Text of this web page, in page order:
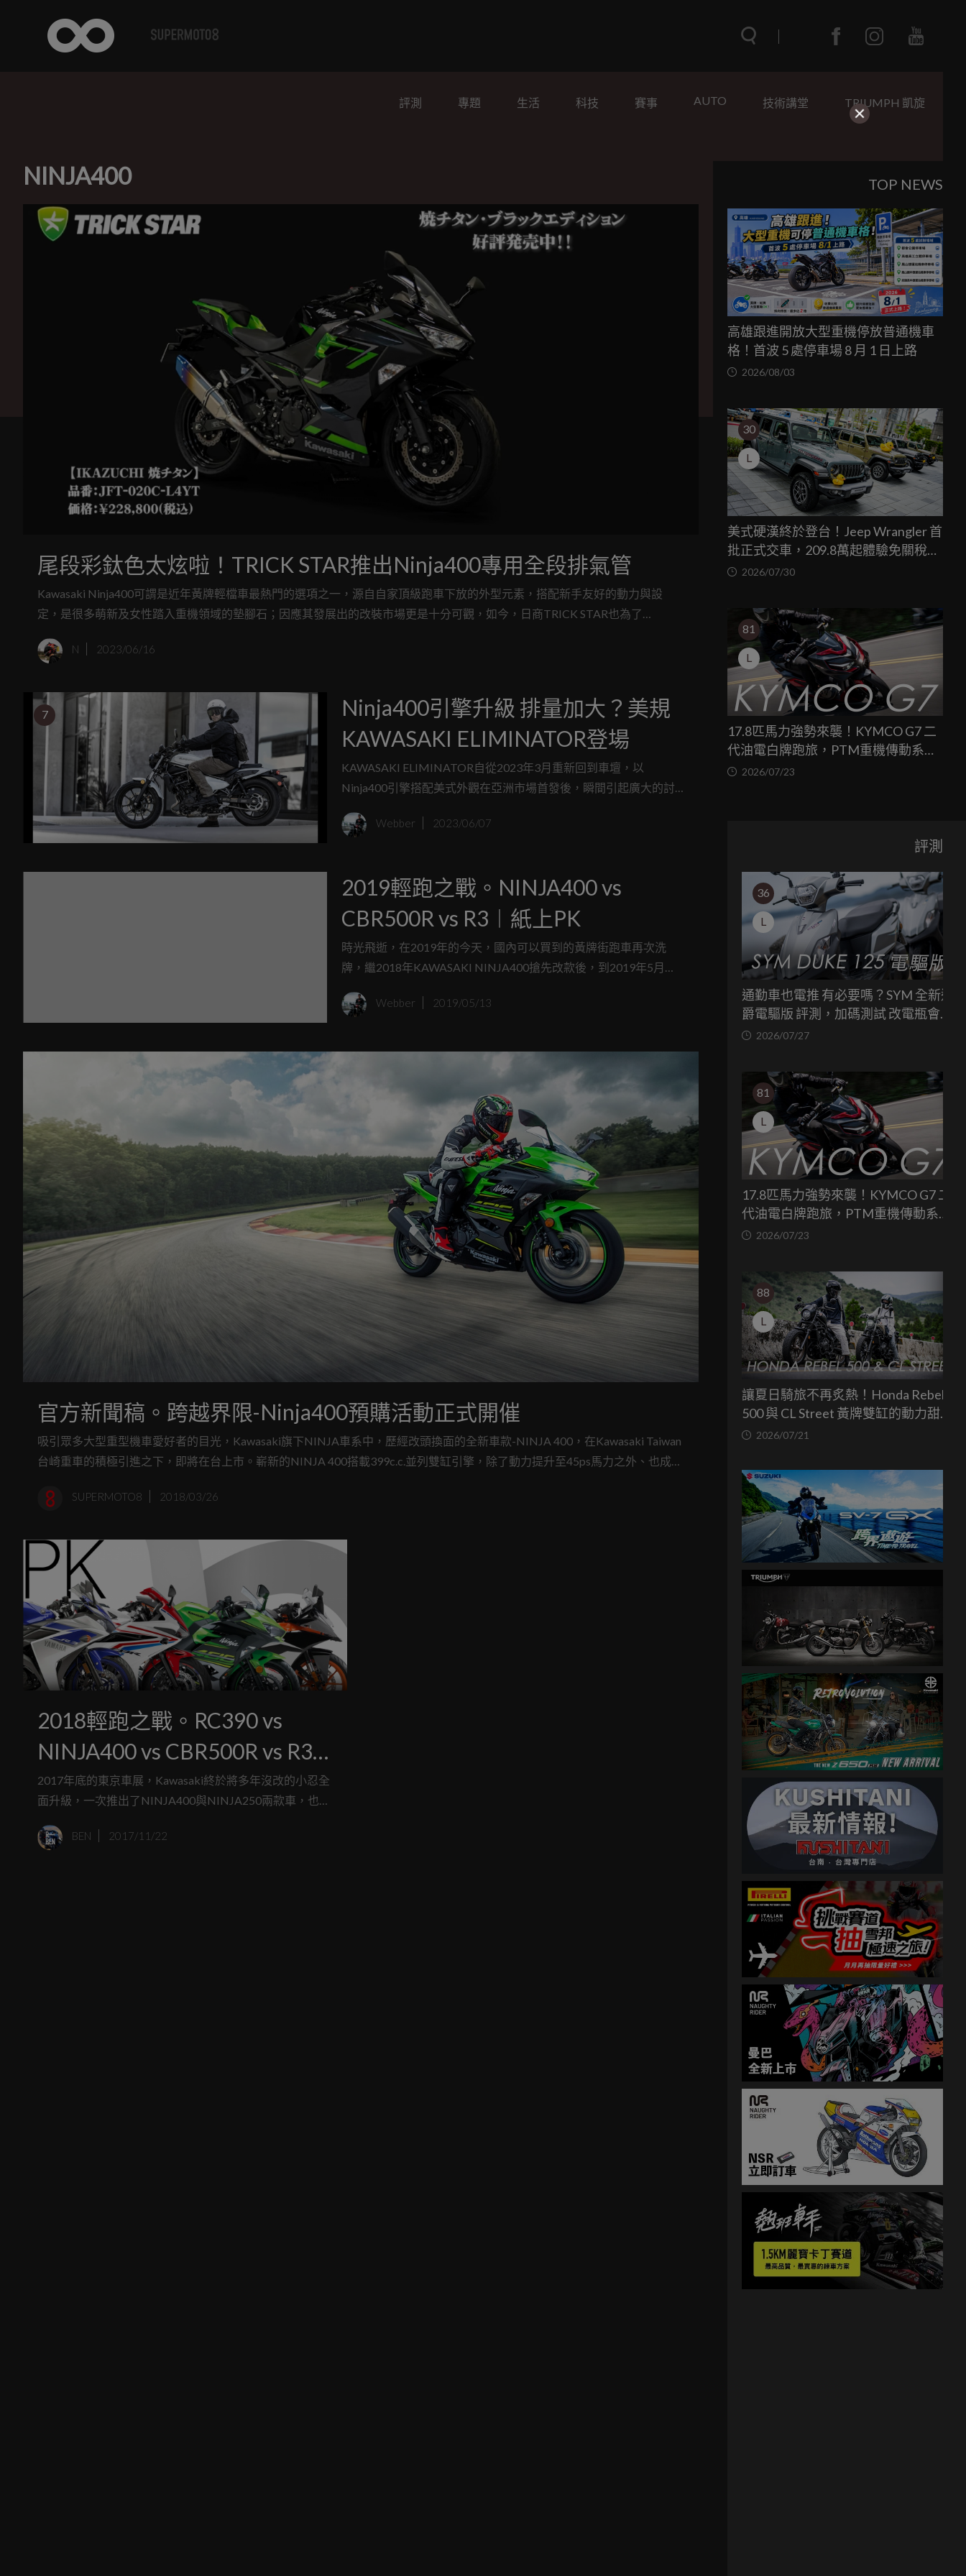
評測 專題 生活 科技 賽事 AUTO 技術講堂 TRIUMPH 凱旋
NINJA400
尾段彩鈦色太炫啦！TRICK STAR推出Ninja400專用全段排氣管
Kawasaki Ninja400可謂是近年黃牌輕檔車最熱門的選項之一，源自自家頂級跑車下放的外型元素，搭配新手友好的動力與設
定，是很多萌新及女性踏入重機領域的墊腳石；因應其發展出的改裝市場更是十分可觀，如今，日商TRICK STAR也為了
N 2023/06/16
7
Ninja400引擎升級 排量加大？美規
KAWASAKI ELIMINATOR登場
KAWASAKI ELIMINATOR自從2023年3月重新回到車壇，以
Ninja400引擎搭配美式外觀在亞洲市場首發後，瞬間引起廣大的討
KAWASAKI ELIMINATOR竟然做了些許小改動，並不是直接採用
Webber 2023/06/07
2019輕跑之戰。NINJA400 vs
CBR500R vs R3︱紙上PK
時光飛逝，在2019年的今天，國內可以買到的黃牌街跑車再次洗
牌，繼2018年KAWASAKI NINJA400搶先改款後，到2019年5月我
信有部分讀者已經騎乘過上述車款，甚至早已成為車主，今天我們
Webber 2019/05/13
官方新聞稿。跨越界限-Ninja400預購活動正式開催
吸引眾多大型重型機車愛好者的目光，Kawasaki旗下NINJA車系中，歷經改頭換面的全新車款-NINJA 400，在Kawasaki Taiwan
台崎重車的積極引進之下，即將在台上市。嶄新的NINJA 400搭載399c.c.並列雙缸引擎，除了動力提升至45ps馬力之外、也成功
SUPERMOTO8 2018/03/26
2018輕跑之戰。RC390 vs
NINJA400 vs CBR500R vs R3
︱紙上PK
2017年底的東京車展，Kawasaki終於將多年沒改的小忍全
面升級，一次推出了NINJA400與NINJA250兩款車，也讓
將在台灣市場上販售的黃牌仿賽車款，進行一次更新PK，
BEN 2017/11/22
TOP NEWS
高雄跟進開放大型重機停放普通機車
格！首波 5 處停車場 8 月 1 日上路
2026/08/03
30
L
美式硬漢終於登台！Jeep Wrangler 首
批正式交車，209.8萬起體驗免關稅越
野魅力
2026/07/30
81
L
17.8匹馬力強勢來襲！KYMCO G7 二
代油電白牌跑旅，PTM重機傳動系統
與8公斤減重的操控饗宴
2026/07/23
評測
36
L
通勤車也電推 有必要嗎？SYM 全新迪
爵電驅版 評測，加碼測試 改電瓶會更
省油嗎？
2026/07/27
81
L
17.8匹馬力強勢來襲！KYMCO G7 二
代油電白牌跑旅，PTM重機傳動系統
與8公斤減重的操控饗宴
2026/07/23
88
L
讓夏日騎旅不再炙熱！Honda Rebel
500 與 CL Street 黃牌雙缸的動力甜蜜
點 2026/07/21